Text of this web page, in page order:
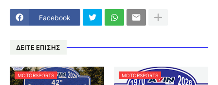
Facebook
ΔΕΙΤΕ ΕΠΙΣΗΣ
MOTORSPORTS MOTORSPORTS